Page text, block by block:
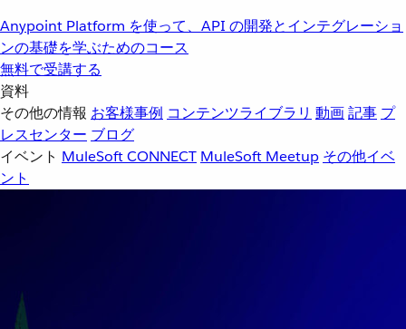
Anypoint Platform を使って、API の開発とインテグレーショ
ンの基礎を学ぶためのコース
無料で受講する
資料
その他の情報 お客様事例 コンテンツライブラリ 動画記事 プ
レスセンター ブログ
イベント MuleSoft CONNECT MuleSoft Meetup その他イベ
ント